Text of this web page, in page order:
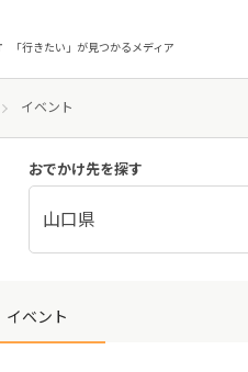
「行きたい」が見つかるメディア
イベント
おでかけ先を探す
山口県
イベント